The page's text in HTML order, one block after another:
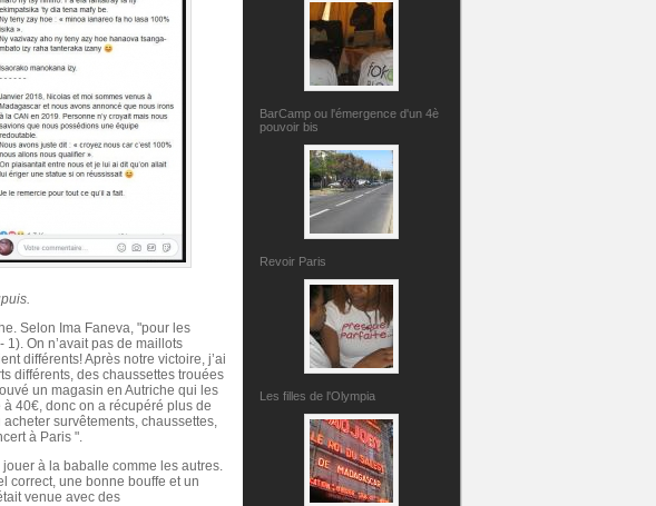
BarCamp ou l'émergence d'un 4è
pouvoir bis
Revoir Paris
Les filles de l'Olympia
Selon Ima Faneva, "pour les
On n’avait pas de maillots
différents! Après notre victoire, j’ai
différents, des chaussettes trouées
un magasin en Autriche qui les
40€, donc on a récupéré plus de
survêtements, chaussettes,
à Paris ".
à la baballe comme les autres.
correct, une bonne bouffe et un
venue avec des